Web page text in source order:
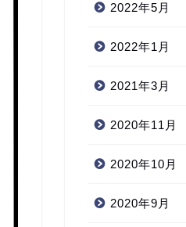
2022年5月
2022年1月
2021年3月
2020年11月
2020年10月
2020年9月